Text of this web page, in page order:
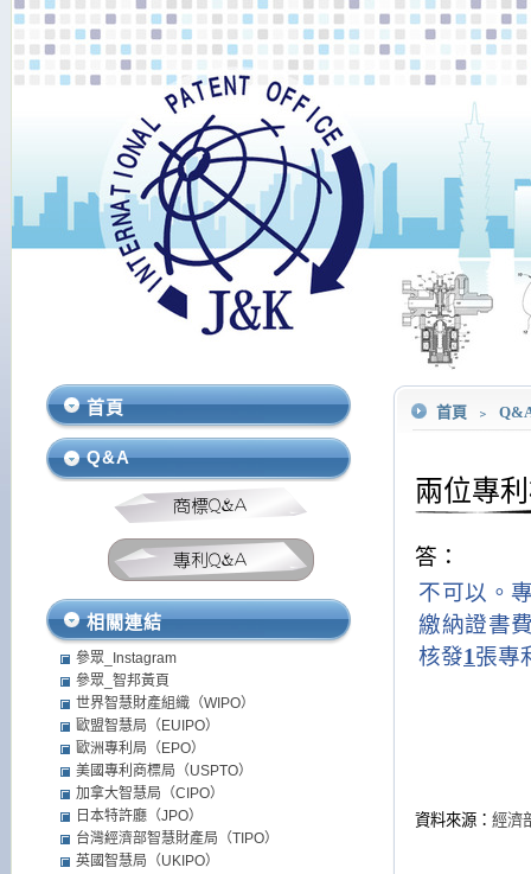
首頁 ﹥
兩位專
答：
不可以。
繳納證書
核發1張專
資料來源： 經濟
首頁
Q&A
相關連結
參眾_Instagram
參眾_智邦黃頁
世界智慧財產組織（WIPO）
歐盟智慧局（EUIPO）
歐洲專利局（EPO）
美國專利商標局（USPTO）
加拿大智慧局（CIPO）
日本特許廳（JPO）
台灣經濟部智慧財產局（TIPO）
英國智慧局（UKIPO）